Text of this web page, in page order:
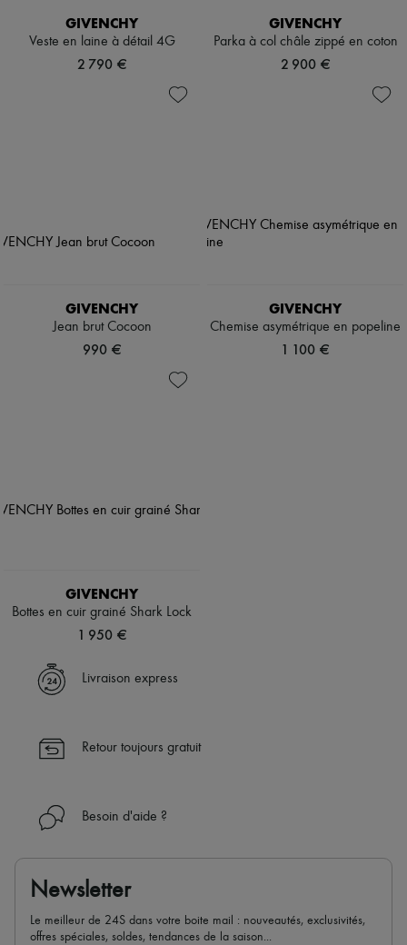
GIVENCHY
Veste en laine à détail 4G
2 790 €
GIVENCHY
Parka à col châle zippé en coton
2 900 €
GIVENCHY
Jean brut Cocoon
990 €
GIVENCHY
Chemise asymétrique en popeline
1 100 €
GIVENCHY
Bottes en cuir grainé Shark Lock
1 950 €
Livraison express
Retour toujours gratuit
Besoin d'aide ?
Newsletter
Le meilleur de 24S dans votre boite mail : nouveautés, exclusivités,
offres spéciales, soldes, tendances de la saison...